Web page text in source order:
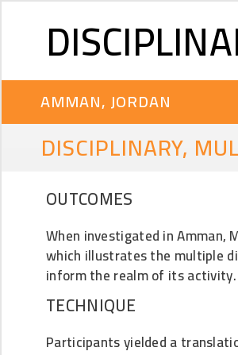
AMMAN, JORDAN
DISCIPLINARY,
OUTCOMES
When investigated in Amman,
which illustrates the multiple
inform the realm of its activity.
TECHNIQUE
Participants yielded a